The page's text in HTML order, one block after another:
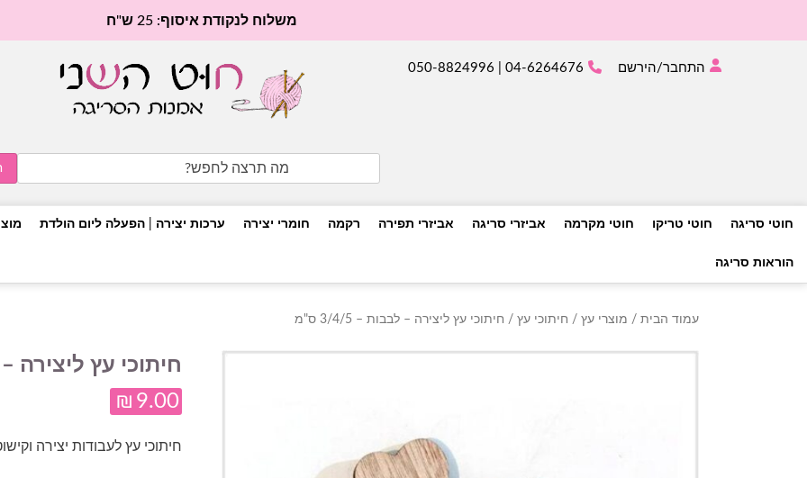
משלוח לנקודת איסוף: 25 ש"ח
for:
התחבר/הירשם 04-6264676 | 050-8824996
חוטי סריגה חוטי טריקו חוטי מקרמה אביזרי סריגה אביזרי תפירה רקמה חומרי יצירה ערכות יצירה | הפעלה ליום הולדת
הוראות סריגה
עמוד הבית / מוצרי עץ / חיתוכי עץ / חיתוכי עץ ליצירה – לבבות – 3/4/5 ס"מ
חיתוכי עץ ליצירה –
₪ 9.00
חיתוכי עץ לעבודות יצירה